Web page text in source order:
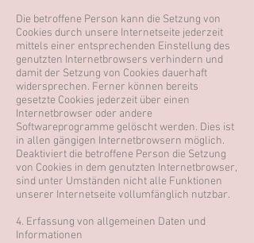
Die betroffene Person kann die Setzung von
Cookies durch unsere Internetseite jederzeit
mittels einer entsprechenden Einstellung des
genutzten Internetbrowsers verhindern und
damit der Setzung von Cookies dauerhaft
widersprechen. Ferner können bereits
gesetzte Cookies jederzeit über einen
Internetbrowser oder andere
Softwareprogramme gelöscht werden. Dies ist
in allen gängigen Internetbrowsern möglich.
Deaktiviert die betroffene Person die Setzung
von Cookies in dem genutzten Internetbrowser,
sind unter Umständen nicht alle Funktionen
unserer Internetseite vollumfänglich nutzbar.
4. Erfassung von allgemeinen Daten und
Informationen